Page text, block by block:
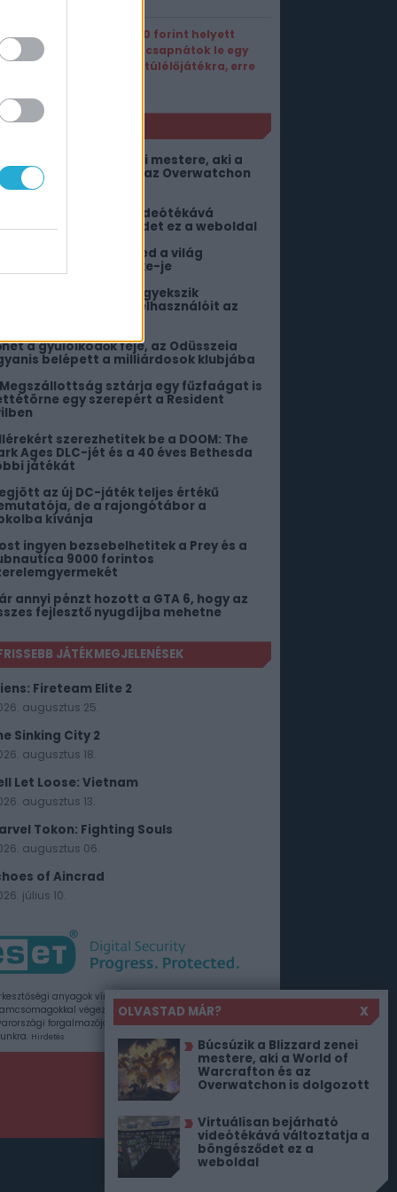
OLVASTAD MÁR?
X
Búcsúzik a Blizzard zenei
mestere, aki a World of
Warcrafton és az
Overwatchon is dolgozott
Virtuálisan bejárható
videótékává változtatja a
böngésződet ez a
weboldal
Ha 9000 forint helyett
ingyen csapnátok le egy
szuper túlélőjátékra, erre
a Blizzard zenei mestere, aki a
of Warcrafton és az Overwatchon
dolgozott
bejárható videótékává
a böngésződet ez a weboldal
Halo: Campaign Evolved a világ
remake-je
ChatGPT-vel igyekszik
ingyenes felhasználóit az
a gyűlölködők feje, az Odüsszeia
belépett a milliárdosok klubjába
sztárja egy fűzfaágat is
egy szerepért a Resident
szerezhetitek be a DOOM: The
Ages DLC-jét és a 40 éves Bethesda
játékát
az új DC-játék teljes értékű
de a rajongótábor a
kívánja
ingyen bezsebelhetitek a Prey és a
9000 forintos
annyi pénzt hozott a GTA 6, hogy az
fejlesztő nyugdíjba mehetne
JÁTÉKMEGJELENÉSEK
Fireteam Elite 2
augusztus 25.
Sinking City 2
augusztus 18.
Let Loose: Vietnam
augusztus 13.
Tokon: Fighting Souls
augusztus 06.
of Aincrad
július 10.
anyagok vírusellenőrzését az ESET
végezzük, amelyet a szoftver
forgalmazója, a Sicontact Kft. biztosít
Hirdetés